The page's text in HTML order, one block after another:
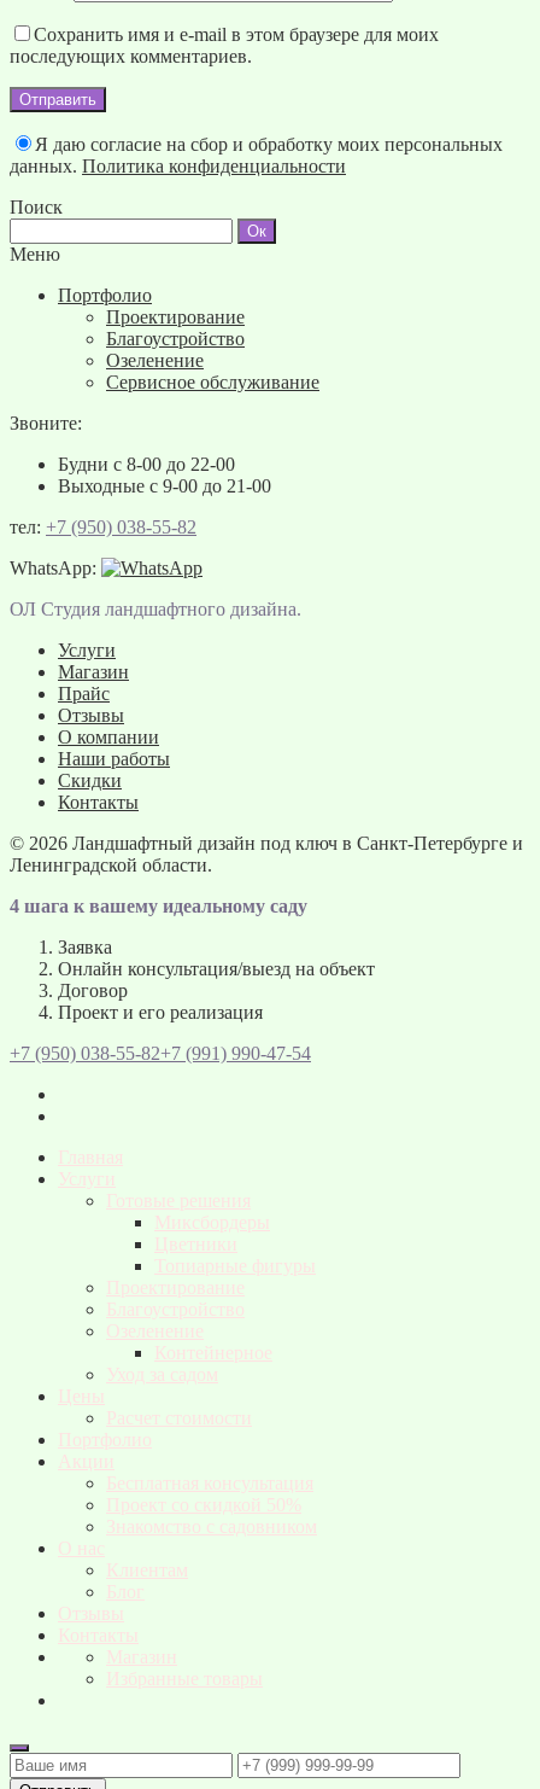
Сохранить имя и e-mail в этом браузере для моих
последующих комментариев.
Отправить
Я даю согласие на сбор и обработку моих персональных
данных. Политика конфиденциальности
Поиск
Меню
Портфолио
Проектирование
Благоустройство
Озеленение
Сервисное обслуживание
Звоните:
Будни с 8-00 до 22-00
Выходные с 9-00 до 21-00
тел: +7 (950) 038-55-82
WhatsApp:
ОЛ Студия ландшафтного дизайна.
Услуги
Магазин
Прайс
Отзывы
О компании
Наши работы
Скидки
Контакты
© 2026 Ландшафтный дизайн под ключ в Санкт-Петербурге и
Ленинградской области.
4 шага к вашему идеальному саду
Заявка
Онлайн консультация/выезд на объект
Договор
Проект и его реализация
+7 (950) 038-55-82+7 (991) 990-47-54
Главная
Услуги
Готовые решения
Миксбордеры
Цветники
Топиарные фигуры
Проектирование
Благоустройство
Озеленение
Контейнерное
Уход за садом
Цены
Расчет стоимости
Портфолио
Акции
Бесплатная консультация
Проект со скидкой 50%
Знакомство с садовником
О нас
Клиентам
Блог
Отзывы
Контакты
Магазин
Избранные товары